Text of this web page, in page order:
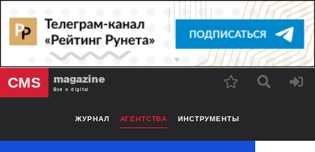
CMS magazine
Все о digital
ЖУРНАЛ АГЕНТСТВА ИНСТРУМЕНТЫ